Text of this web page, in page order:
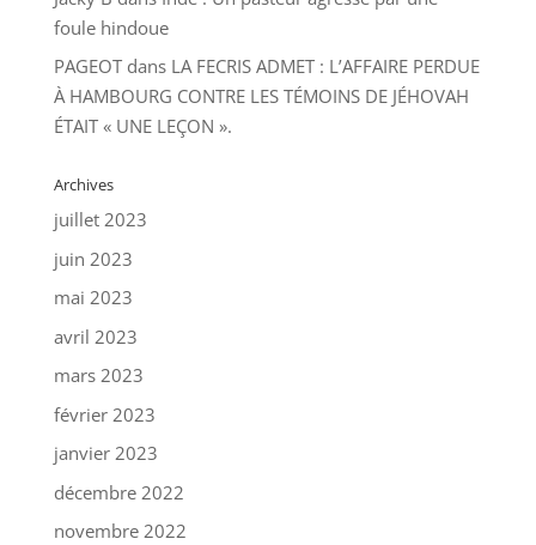
foule hindoue
PAGEOTdans LA FECRIS ADMET : L’AFFAIRE PERDUE
À HAMBOURG CONTRE LES TÉMOINS DE JÉHOVAH
ÉTAIT « UNE LEÇON ».
Archives
juillet 2023
juin 2023
mai 2023
avril 2023
mars 2023
février 2023
janvier 2023
décembre 2022
novembre 2022